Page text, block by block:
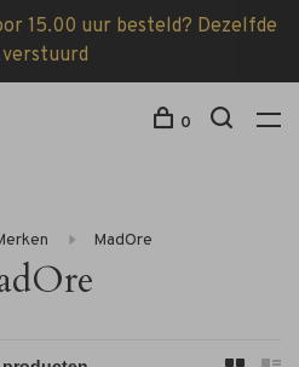
15.00 uur besteld? Dezelfde
verstuurd
0
MadOre